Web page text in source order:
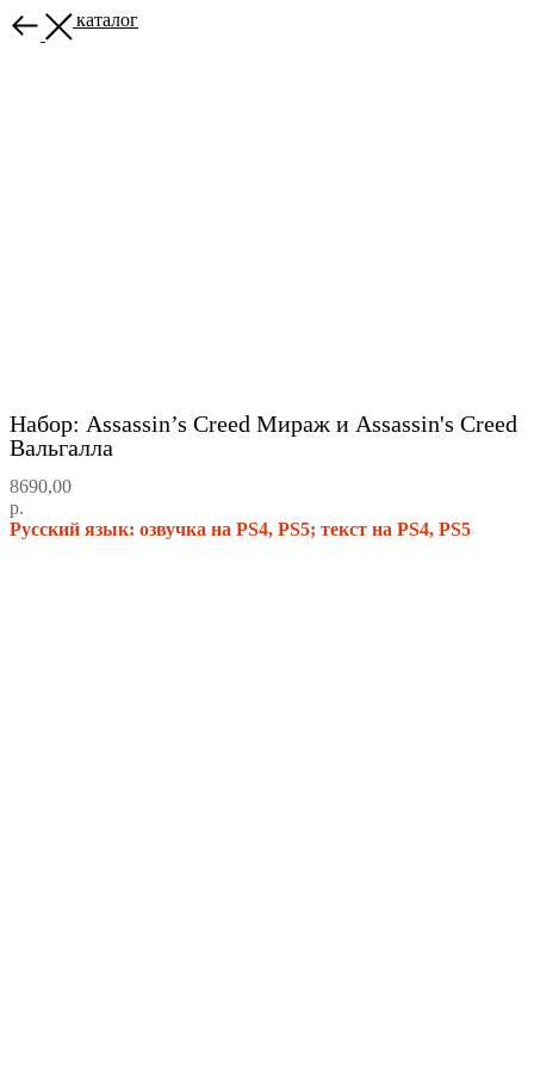
Назад в каталог
Набор: Assassin’s Creed Мираж и Assassin's Creed
Вальгалла
8690,00
р.
Русский язык: озвучка на PS4, PS5; текст на PS4, PS5